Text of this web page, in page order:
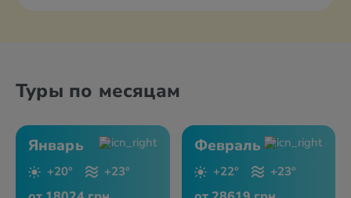
Туры по месяцам
Январь
+20° +23°
Февраль
+22° +23°